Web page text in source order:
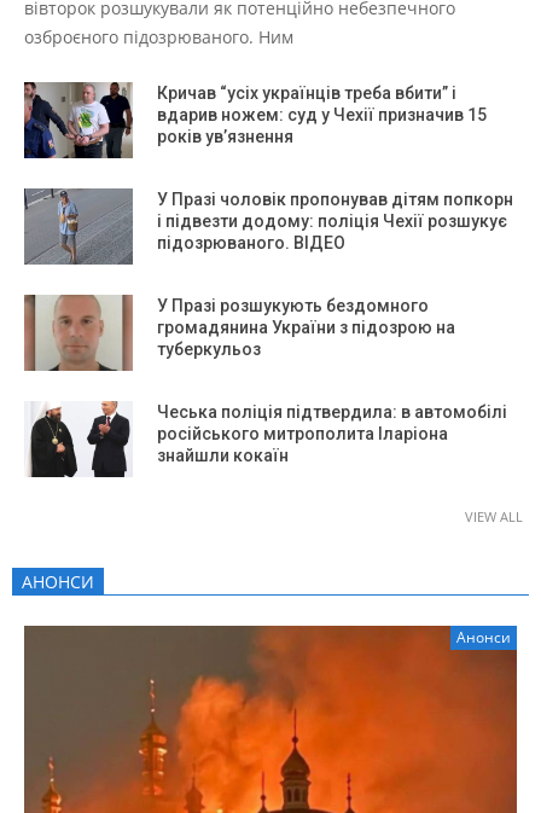
вівторок розшукували як потенційно небезпечного
озброєного підозрюваного. Ним
Кричав “усіх українців треба вбити” і
вдарив ножем: суд у Чехії призначив 15
років ув’язнення
У Празі чоловік пропонував дітям попкорн
і підвезти додому: поліція Чехії розшукує
підозрюваного. ВІДЕО
У Празі розшукують бездомного
громадянина України з підозрою на
туберкульоз
Чеська поліція підтвердила: в автомобілі
російського митрополита Іларіона
знайшли кокаїн
VIEW ALL
АНОНСИ
Анонси